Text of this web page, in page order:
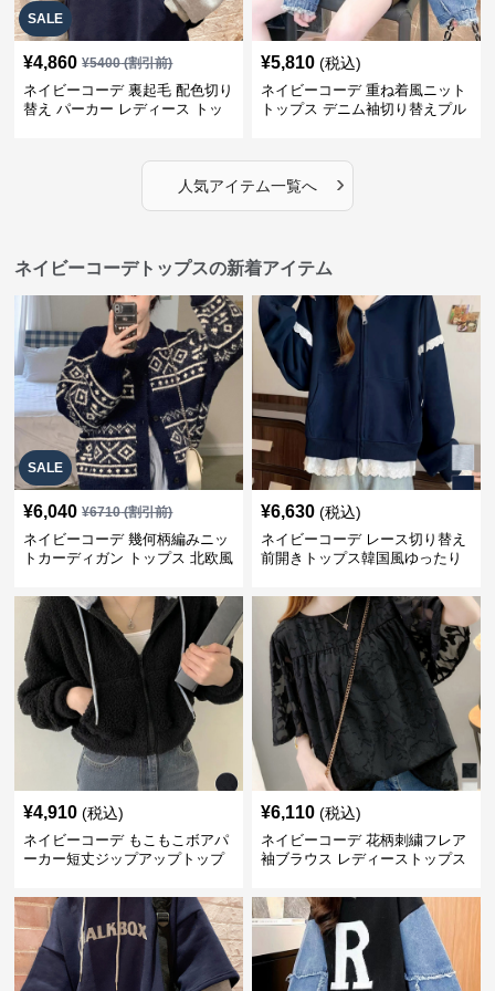
SALE
¥4,860 ¥5400(割引前)
ネイビーコーデ 裏起毛 配色切り
替え パーカー レディース トッ
¥5,810 (税込)
ネイビーコーデ 重ね着風ニット
トップス デニム袖切り替えプル
人気アイテム一覧へ ›
ネイビーコーデトップスの新着アイテム
SALE
¥6,040 ¥6710(割引前)
ネイビーコーデ 幾何柄編みニッ
トカーディガン トップス 北欧風
¥6,630 (税込)
ネイビーコーデ レース切り替え
前開きトップス韓国風ゆったり
¥4,910 (税込)
ネイビーコーデ もこもこボアパ
ーカー短丈ジップアップトップ
¥6,110 (税込)
ネイビーコーデ 花柄刺繍フレア
袖ブラウス レディーストップス